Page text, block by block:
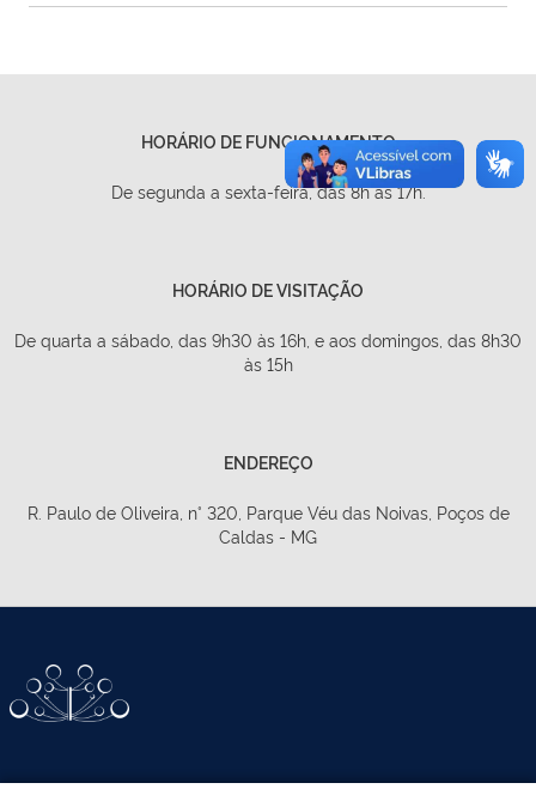
HORÁRIO DE FUNCIONAMENTO
De segunda a sexta-feira, das 8h às 17h.
HORÁRIO DE VISITAÇÃO
De quarta a sábado, das 9h30 às 16h, e aos domingos, das 8h30
às 15h
ENDEREÇO
R. Paulo de Oliveira, n° 320, Parque Véu das Noivas, Poços de
Caldas - MG